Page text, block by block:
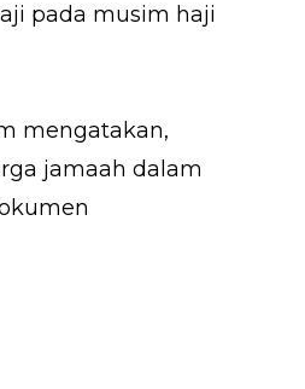
pada musim haji
mengatakan,
jamaah dalam